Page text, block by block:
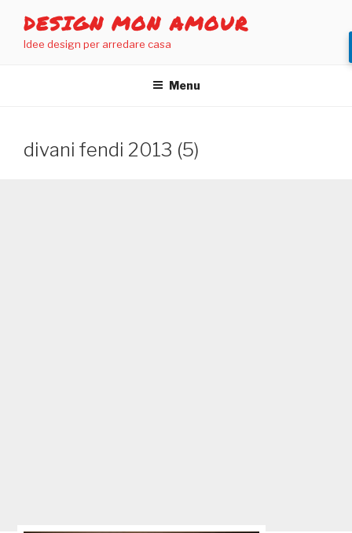
contenuto
DESIGN MON AMOUR
Idee design per arredare casa
Menu
divani fendi 2013 (5)